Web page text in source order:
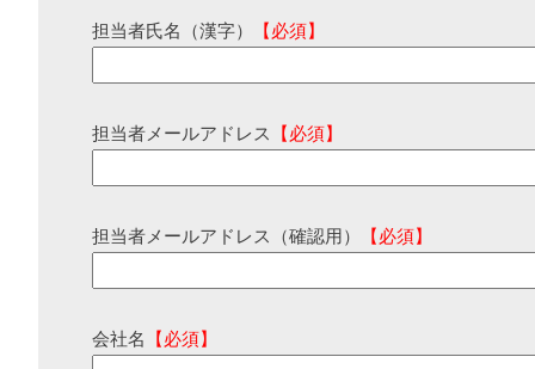
担当者氏名（漢字） 【必須】
担当者メールアドレス 【必須】
担当者メールアドレス（確認用） 【必須】
会社名 【必須】